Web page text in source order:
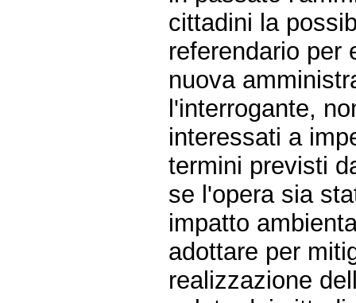
cittadini la
referendario per
nuova
l'interrogante,
interessati a
termini previsti
se l'opera sia
impatto
adottare per
realizzazione